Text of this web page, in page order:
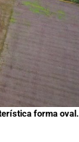
forma oval.